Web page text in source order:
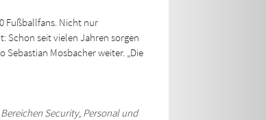
Fußballfans. Nicht nur
Schon seit vielen Jahren sorgen
Sebastian Mosbacher weiter. „Die
Security, Personalund